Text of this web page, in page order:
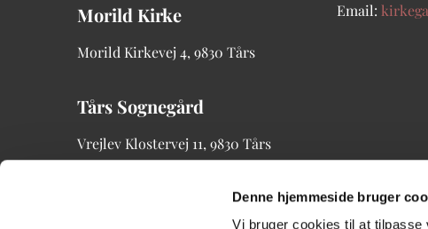
Denne hjemmeside bruger
Vi bruger cookies til at tilpasse
Morild Kirke
Morild Kirkevej 4, 9830 Tårs
Tårs Sognegård
Vrejlev Klostervej 11, 9830 Tårs
Email: